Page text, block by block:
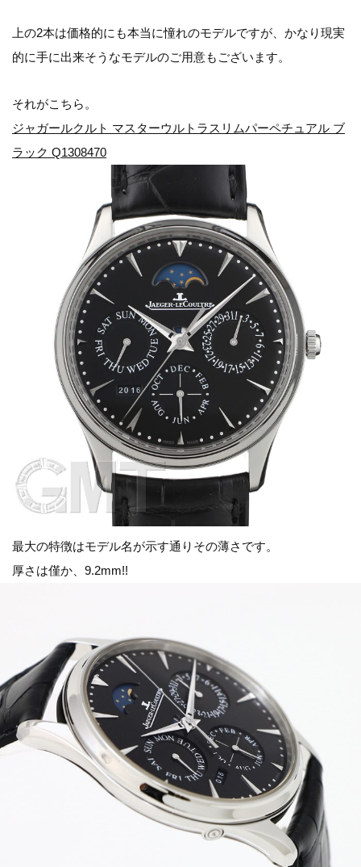
上の2本は価格的にも本当に憧れのモデルですが、かなり現実
的に手に出来そうなモデルのご用意もございます。
それがこちら。
ジャガールクルト マスターウルトラスリムパーペチュアル ブ
ラック Q1308470
最大の特徴はモデル名が示す通りその薄さです。
厚さは僅か、9.2mm!!